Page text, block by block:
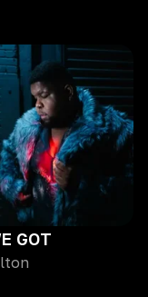
GOT